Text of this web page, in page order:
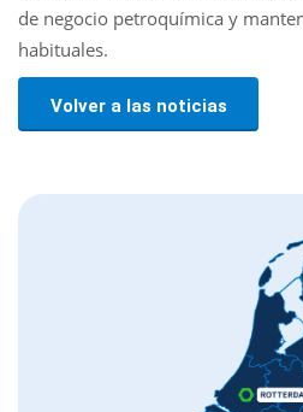
de negocio petroquímica y
habituales.
Volver a las noticias